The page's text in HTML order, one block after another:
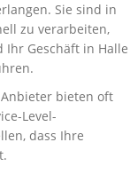
Sie sind in
zu verarbeiten,
Ihr Geschäft in Halle
bieten oft
Level-
dass Ihre